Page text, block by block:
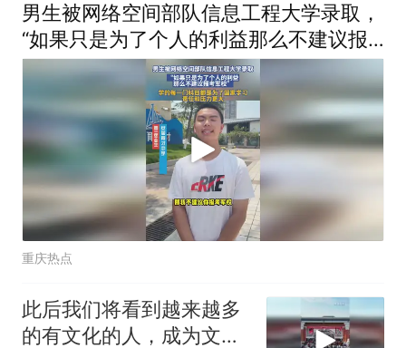
男生被网络空间部队信息工程大学录取，
“如果只是为了个人的利益那么不建议报
考军校”
重庆热点
此后我们将看到越来越多
的有文化的人，成为文化